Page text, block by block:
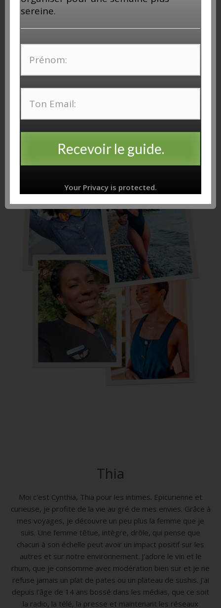
Thia
Moi c'est Cynthia, Thia pour les intimes. Epicurienne et
curieuse, je profite de la vie au gré de mes envies. Grâce à
mes voyages, je découvre un peu plus la femme que je
suis. Une femme têtue, intègre, drôle, qui pense que
chacun à son échelle peut avoir un impact positif sur les
autres et sur notre environnement. J'adore le vin et le
rhum, que je consomme avec modération bien sur et je ne
refuse jamais un plat de pates ou un plateau de sushis. J'ai
depuis l'âge de 14 ans bossé dans les médias, que ce soit
la radio, la télé, la presse et maintenant les réseaux
sereine.
Recevoir le guide.
Your Privacy is protected.